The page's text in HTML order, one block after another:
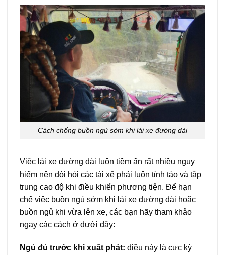
Cách chống buồn ngủ sớm khi lái xe đường dài
Việc lái xe đường dài luôn tiềm ẩn rất nhiều nguy
hiểm nên đòi hỏi các tài xế phải luôn tỉnh táo và tập
trung cao độ khi điều khiển phương tiện. Để hạn
chế việc buồn ngủ sớm khi lái xe đường dài hoặc
buồn ngủ khi vừa lên xe, các bạn hãy tham khảo
ngay các cách ở dưới đây:
Ngủ đủ trước khi xuất phát: điều này là cực kỳ